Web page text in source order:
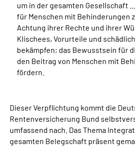
Leichte Sprache
Suche
um in der gesamten Gesellschaft
für Menschen mit Behinderungen
Achtung ihrer Rechte und ihrer
Klischees, Vorurteile und
bekämpfen; das Bewusstsein für
den Beitrag von Menschen mit
fördern.
Dieser Verpflichtung kommt die
Rentenversicherung Bund
umfassend nach. Das Thema
gesamten Belegschaft präsent